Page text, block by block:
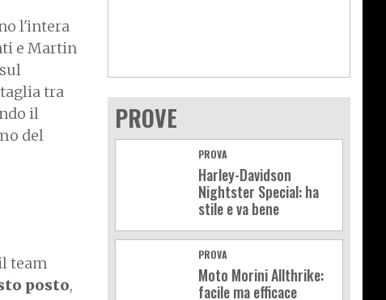
l'intera
e Martin
tra
il
del
team
posto,
PROVE
PROVA
Harley-Davidson
Nightster Special: ha
stile e va bene
PROVA
Moto Morini Allthrike:
facile ma efficace